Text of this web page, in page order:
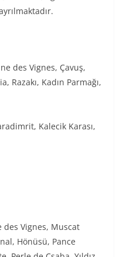
des Vignes, Çavuş,
Razakı, Kadın Parmağı,
Kalecik Karası,
des Vignes, Muscat
Hönüsü, Pance